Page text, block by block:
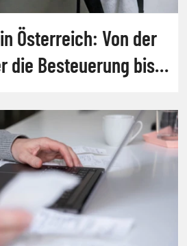
Österreich: Von der
die Besteuerung bis